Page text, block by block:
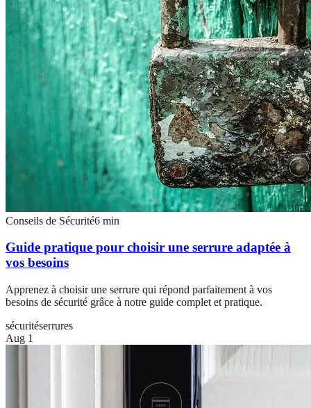
Conseils de Sécurité6 min
Guide pratique pour choisir une serrure adaptée à
vos besoins
Apprenez à choisir une serrure qui répond parfaitement à vos
besoins de sécurité grâce à notre guide complet et pratique.
sécuritéserrures
Aug 1